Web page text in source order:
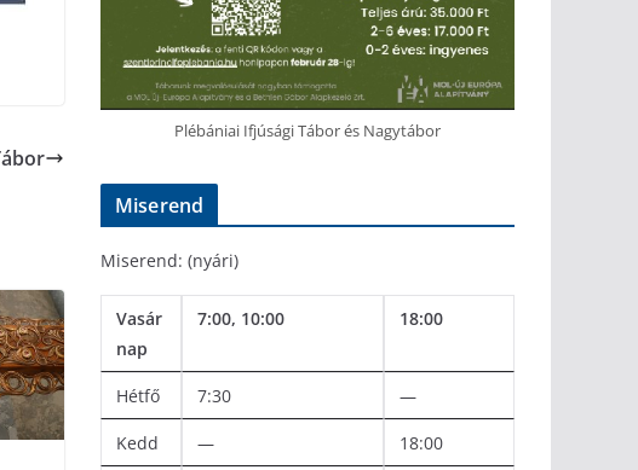
Plébániai Ifjúsági Tábor és Nagytábor
Miserend
Miserend: (nyári)
Vasár
nap
7:00, 10:00 18:00
Hétfő 7:30 —
Kedd — 18:00